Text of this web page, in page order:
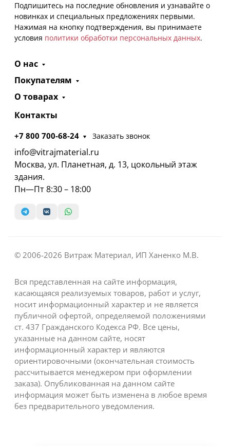
Подпишитесь на последние обновления и узнавайте о
новинках и специальных предложениях первыми.
Нажимая на кнопку подтверждения, вы принимаете
условия политики обработки персональных данных.
О нас
Покупателям
О товарах
Контакты
+7 800 700-68-24 Заказать звонок
info@vitrajmaterial.ru
Москва, ул. Планетная, д. 13, цокольный этаж
здания.
Пн—Пт 8:30 – 18:00
© 2006-2026 Витраж Материал, ИП Ханенко М.В.
Вся представленная на сайте информация,
касающаяся реализуемых товаров, работ и услуг,
носит информационный характер и не является
публичной офертой, определяемой положениями
ст. 437 Гражданского Кодекса РФ. Все цены,
указанные на данном сайте, носят
информационный характер и являются
ориентировочными (окончательная стоимость
рассчитывается менеджером при оформлении
заказа). Опубликованная на данном сайте
информация может быть изменена в любое время
без предварительного уведомления.